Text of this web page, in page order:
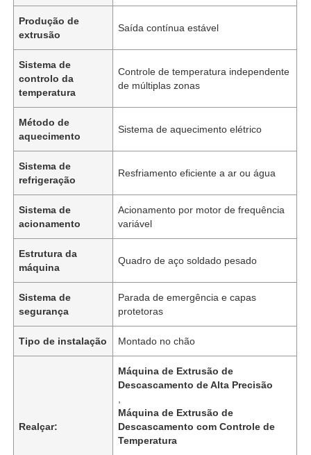
Produção de
extrusão
Saída contínua estável
Sistema de
controlo da
temperatura
Controle de temperatura independente
de múltiplas zonas
Método de
aquecimento
Sistema de aquecimento elétrico
Sistema de
refrigeração
Resfriamento eficiente a ar ou água
Sistema de
acionamento
Acionamento por motor de frequência
variável
Estrutura da
máquina
Quadro de aço soldado pesado
Sistema de
segurança
Parada de emergência e capas
protetoras
Tipo de instalação Montado no chão
Realçar:
Máquina de Extrusão de
Descascamento de Alta Precisão
Máquina de Extrusão de
Descascamento com Controle de
Temperatura